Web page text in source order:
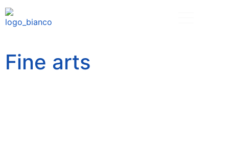
Fine arts